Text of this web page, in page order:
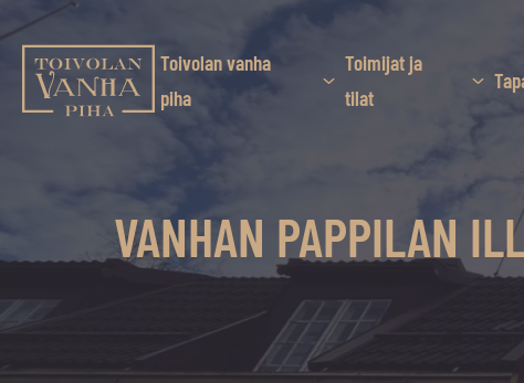
suoraan
sisältöön
Toivolan vanha piha
kiireettömiä
Toivolan vanha
piha
Toimijat ja
tilat
VANHAN PAPPILAN